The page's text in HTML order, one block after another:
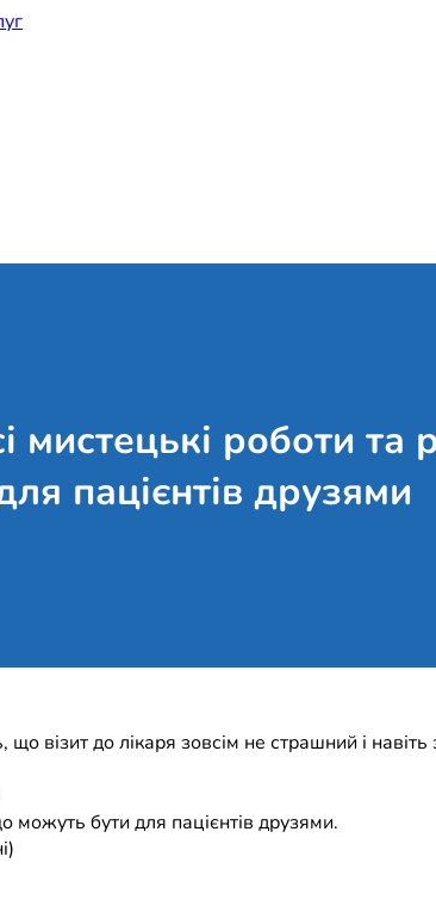
мистецькі роботи
пацієнтів друзями
візит до лікаря зовсім не страшний і
можуть бути для пацієнтів друзями.